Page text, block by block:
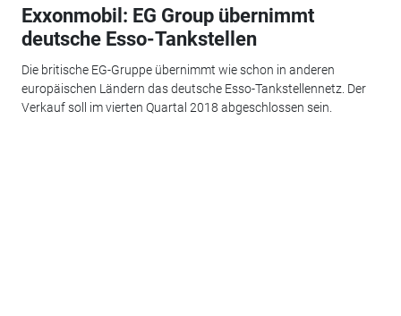
Exxonmobil: EG Group übernimmt
deutsche Esso-Tankstellen
Die britische EG-Gruppe übernimmt wie schon in anderen
europäischen Ländern das deutsche Esso-Tankstellennetz. Der
Verkauf soll im vierten Quartal 2018 abgeschlossen sein.